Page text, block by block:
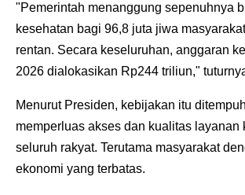
"Pemerintah menanggung sepenuhnya
kesehatan bagi 96,8 juta jiwa
rentan. Secara keseluruhan, anggaran
2026 dialokasikan Rp244 triliun,"
Menurut Presiden, kebijakan itu
memperluas akses dan kualitas layanan
seluruh rakyat. Terutama masyarakat
ekonomi yang terbatas.